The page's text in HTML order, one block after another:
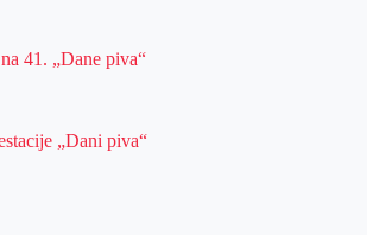
41. „Dane piva“
„Dani piva“